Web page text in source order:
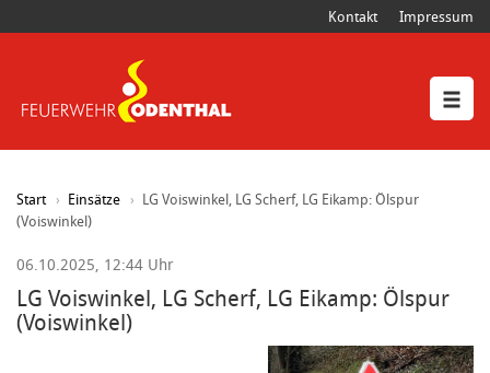
Kontakt Impressum
Start Einsätze
LG Voiswinkel, LG Scherf, LG Eikamp: Ölspur
(Voiswinkel)
06.10.2025, 12:44 Uhr
LG Voiswinkel, LG Scherf, LG Eikamp: Ölspur
(Voiswinkel)